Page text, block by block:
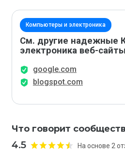
Компьютеры и электроника
См. другие надежные
электроника веб-
google.com
blogspot.com
Что говорит
4.5 На основе 2